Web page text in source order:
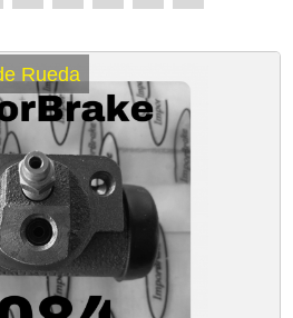
Rueda